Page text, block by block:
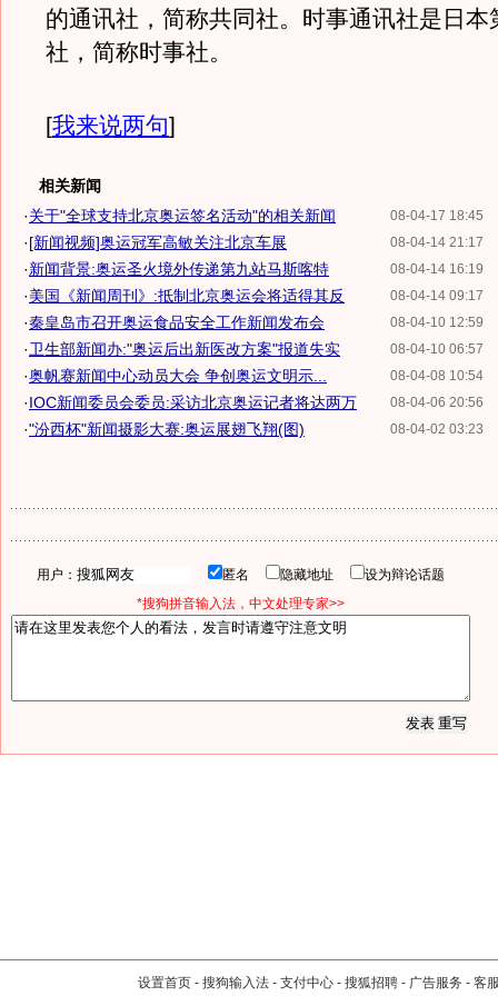
的通讯社，简称共同社。时事通讯社是日本
社，简称时事社。
[我来说两句]
相关新闻
08-04-17 18:45
·关于"全球支持北京奥运签名活动"的相关新闻
08-04-14 21:17
·[新闻视频]奥运冠军高敏关注北京车展
08-04-14 16:19
·新闻背景:奥运圣火境外传递第九站马斯喀特
08-04-14 09:17
·美国《新闻周刊》:抵制北京奥运会将适得其反
08-04-10 12:59
·秦皇岛市召开奥运食品安全工作新闻发布会
08-04-10 06:57
·卫生部新闻办:"奥运后出新医改方案"报道失实
08-04-08 10:54
·奥帆赛新闻中心动员大会 争创奥运文明示...
08-04-06 20:56
·IOC新闻委员会委员:采访北京奥运记者将达两万
08-04-02 03:23
·"汾西杯"新闻摄影大赛:奥运展翅飞翔(图)
用户： 匿名 隐藏地址
设为辩论话题
*搜狗拼音输入法，中文处理专家>>
设置首页 - 搜狗输入法 - 支付中心 - 搜狐招聘 - 广告服务 - 客